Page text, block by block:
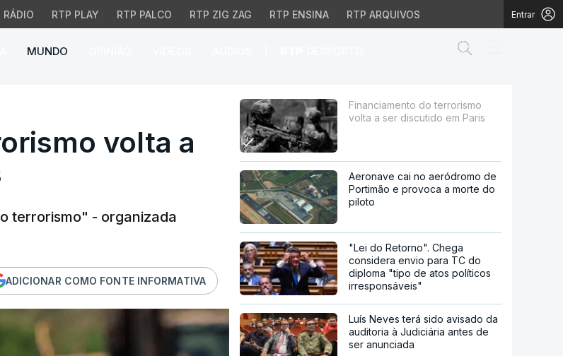
RÁDIO RTP PLAY RTP PALCO RTP ZIG ZAG RTP ENSINA RTP ARQUIVOS Entrar
MUNDO
volta a ser discutido em Paris
volta a
terrorismo" - organizada
ADICIONAR COMO FONTE INFORMATIVA
Financiamento do terrorismo
volta a ser discutido em Paris
Aeronave cai no aeródromo de
Portimão e provoca a morte do
piloto
"Lei do Retorno". Chega
considera envio para TC do
diploma "tipo de atos políticos
irresponsáveis"
Luís Neves terá sido avisado da
auditoria à Judiciária antes de
ser anunciada